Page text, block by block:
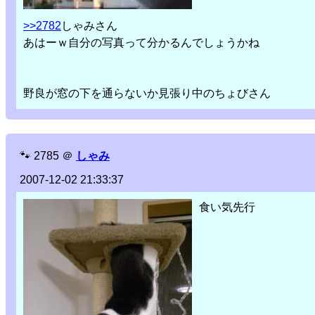
>>2782しゃみさん
あはーｗ自分の写真って分かるんでしょうかね
野良が窓の下を通らないか見張り中のちょびさん
🐾 2785 ＠ しゃみ
2007-12-02 21:33:37
食い気先行